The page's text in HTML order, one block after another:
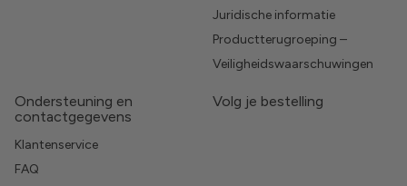
Juridische informatie
Productterugroeping –
Veiligheidswaarschuwingen
Ondersteuning en
contactgegevens
Klantenservice
FAQ
Volg je bestelling